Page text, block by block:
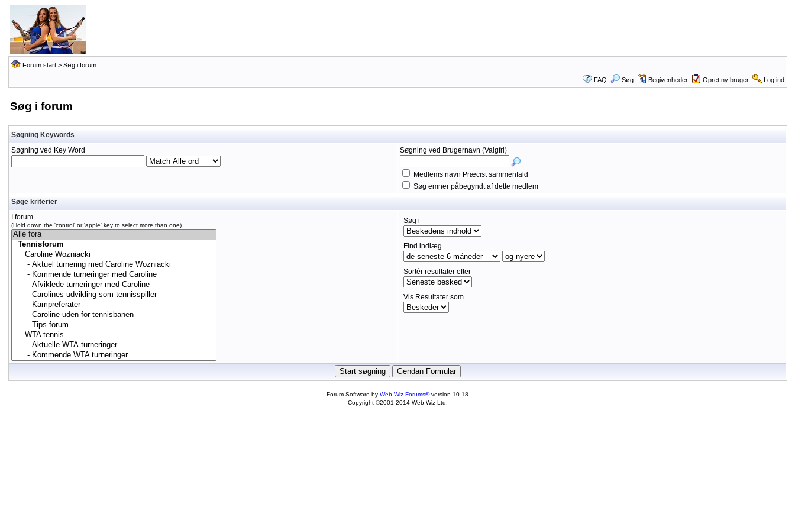
Forum start> Søg i forum
FAQ Søg Begivenheder Opret ny bruger Log ind
Søg i forum
Søgning Keywords
Søgning ved Key Word
Søgning ved Brugernavn (Valgfri)
Medlems navn Præcist sammenfald
Søg emner påbegyndt af dette medlem
Søge kriterier
I forum
(Hold down the 'control' or 'apple' key to select more than one)
Søg i
Find indlæg
Sortér resultater efter
Vis Resultater som
Forum Software by Web Wiz Forums®version 10.18
Copyright ©2001-2014 Web Wiz Ltd.